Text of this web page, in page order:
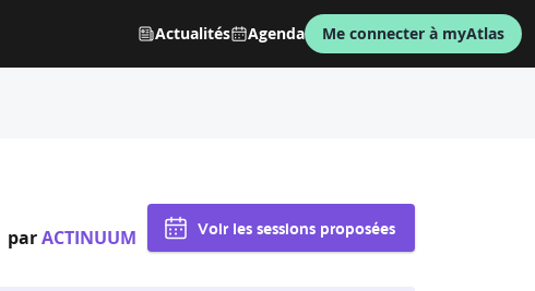
Actualités Agenda Me connecter à myAtlas
parACTINUUM Voir les sessions proposées